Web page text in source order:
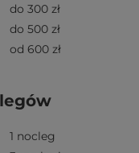
do 300 zł
do 500 zł
od 600 zł
1 nocleg